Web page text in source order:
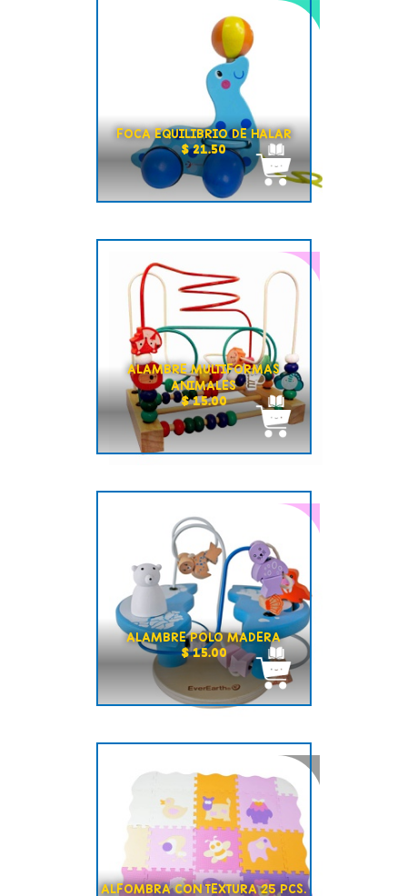
FOCA EQUILIBRIO DE HALAR
$ 21.50
ALAMBRE MULTIFORMAS
ANIMALES
$ 15.00
ALAMBRE POLO MADERA
$ 15.00
ALFOMBRA CON TEXTURA 25 PCS.